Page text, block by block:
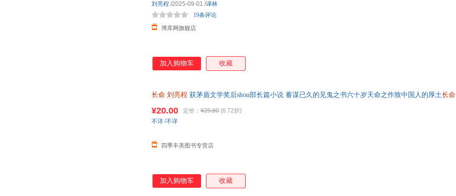
博库网旗舰店
19条评论
刘亮程 /2025-09-01 /译林
加入购物车 收藏
长命 刘亮程 获茅盾文学奖后shou部长篇小说 蓄谋已久的见鬼之书六十岁天命之作致中国人的厚土长命
¥20.00 定价： ¥29.80 (6.72折)
四季丰美图书专营店
不详 /不详
加入购物车 收藏